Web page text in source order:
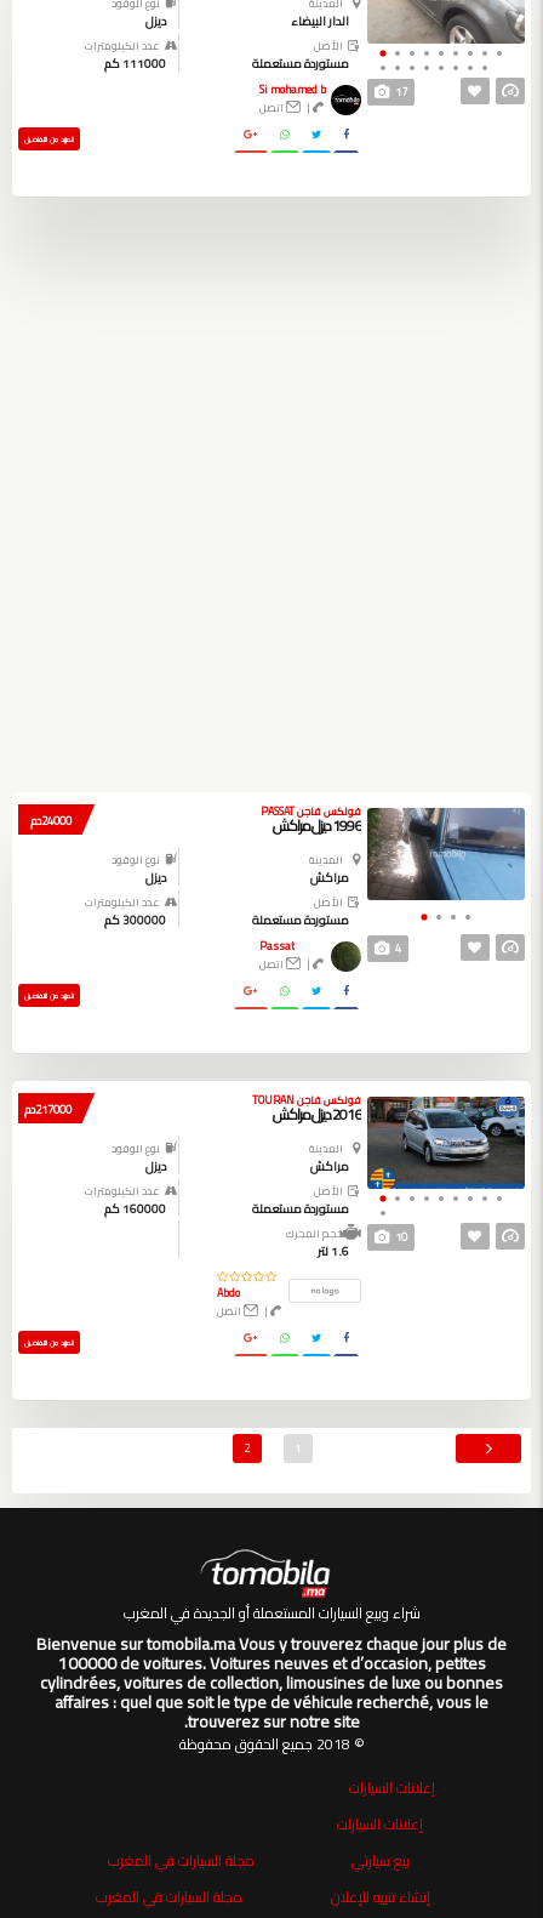
17
الدار البيضاء ديزل
الأصل
مستوردة مستعملة
عدد الكيلومترات
111000 كم
Si mohamed b
|
اتصل
المزيد من التفاصيل
4
24000 دم فولكس فاجن PASSAT
1996 ديزل مراكش
المدينة
مراكش
نوع الوقود
ديزل
الأصل
مستوردة مستعملة
عدد الكيلومترات
300000 كم
Passat
|
اتصل
المزيد من التفاصيل
10
217000 دم فولكس فاجن TOURAN
2016 ديزل مراكش
المدينة
مراكش
نوع الوقود
ديزل
الأصل
مستوردة مستعملة
عدد الكيلومترات
160000 كم
حجم المحرك
1.6 لتر
Abdo
|
اتصل
المزيد من التفاصيل
1
2
شراء وبيع السيارات المستعملة أو الجديدة في المغرب
Bienvenue sur tomobila.ma Vous y trouverez chaque jour plus de
100000 de voitures. Voitures neuves et d’occasion, petites
cylindrées, voitures de collection, limousines de luxe ou bonnes
affaires : quel que soit le type de véhicule recherché, vous le
trouverez sur notre site.
© 2018 جميع الحقوق محفوظة
إعلانات السيارات
إعلانات السيارات
بيع سيارتي
إنشاء تنبيه للإعلان
مجلة السيارات في المغرب
مجلة السيارات في المغرب